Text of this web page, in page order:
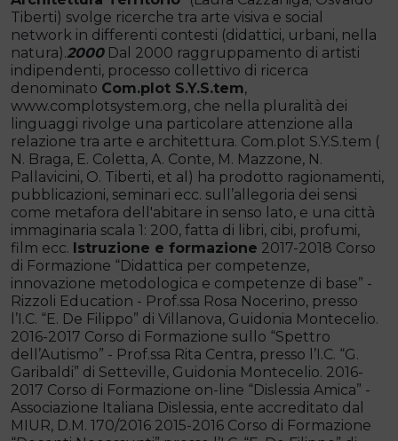
Tiberti) svolge ricerche tra arte visiva e social
network in differenti contesti (didattici, urbani, nella
natura).2000 Dal 2000 raggruppamento di artisti
indipendenti, processo collettivo di ricerca
denominato Com.plot S.Y.S.tem,
www.complotsystem.org, che nella pluralità dei
linguaggi rivolge una particolare attenzione alla
relazione tra arte e architettura. Com.plot S.Y.S.tem (
N. Braga, E. Coletta, A. Conte, M. Mazzone, N.
Pallavicini, O. Tiberti, et al) ha prodotto ragionamenti,
pubblicazioni, seminari ecc. sull’allegoria dei sensi
come metafora dell'abitare in senso lato, e una città
immaginaria scala 1: 200, fatta di libri, cibi, profumi,
film ecc. Istruzione e formazione 2017-2018 Corso
di Formazione “Didattica per competenze,
innovazione metodologica e competenze di base” -
Rizzoli Education - Prof.ssa Rosa Nocerino, presso
l’I.C. “E. De Filippo” di Villanova, Guidonia Montecelio.
2016-2017 Corso di Formazione sullo “Spettro
dell’Autismo” - Prof.ssa Rita Centra, presso l’I.C. “G.
Garibaldi” di Setteville, Guidonia Montecelio. 2016-
2017 Corso di Formazione on-line “Dislessia Amica” -
Associazione Italiana Dislessia, ente accreditato dal
MIUR, D.M. 170/2016 2015-2016 Corso di Formazione